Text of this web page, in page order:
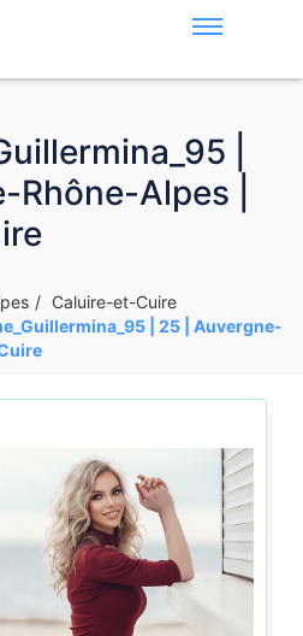
|
Alpes |
Caluire-et-Cuire
| 25 | Auvergne-